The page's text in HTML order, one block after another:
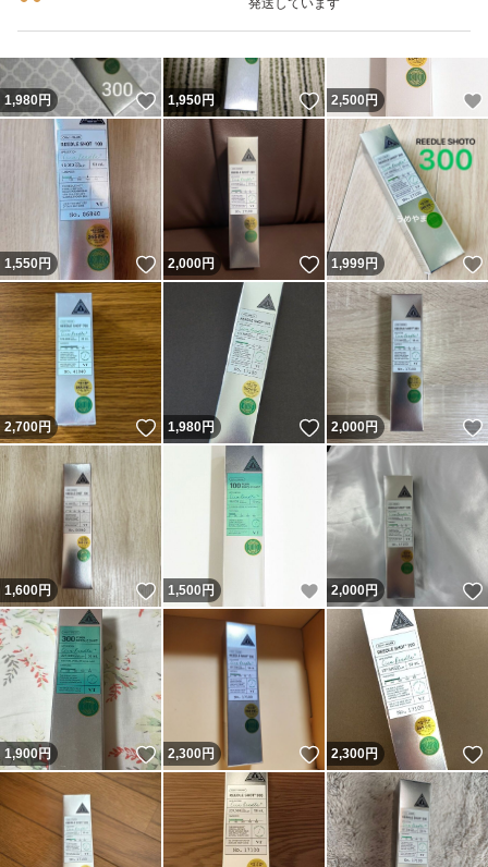
発送しています
1,980円 いいね！
1,950円 いいね！
2,500 円
1,550円 いいね！
2,000円 いいね！
1,999円
2,700円 いいね！
1,980円 いいね！
2,000円
1,600円 いいね！
1,500 円 いいね！
2,000円
1,900円 いいね！
2,300円 いいね！
2,300円